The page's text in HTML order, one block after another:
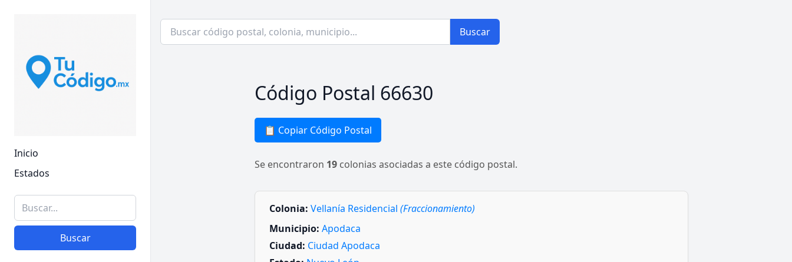
Inicio
Estados
Buscar
Buscar
Código Postal 66630
📋 Copiar Código Postal
Se encontraron 19 colonias asociadas a este código postal.
Colonia: Vellanía Residencial (Fraccionamiento)
Municipio: Apodaca
Ciudad: Ciudad Apodaca